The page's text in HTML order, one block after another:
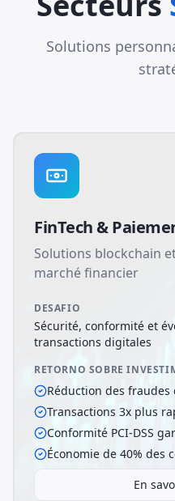
Solutions
FinTech &
Solutions blockchain
marché financier
DESAFIO
Sécurité, conformité et
transactions digitales
RETORNO SOBRE
Réduction des fraudes
Transactions 3x plus
Conformité PCI-DSS
Économie de 40% des
En